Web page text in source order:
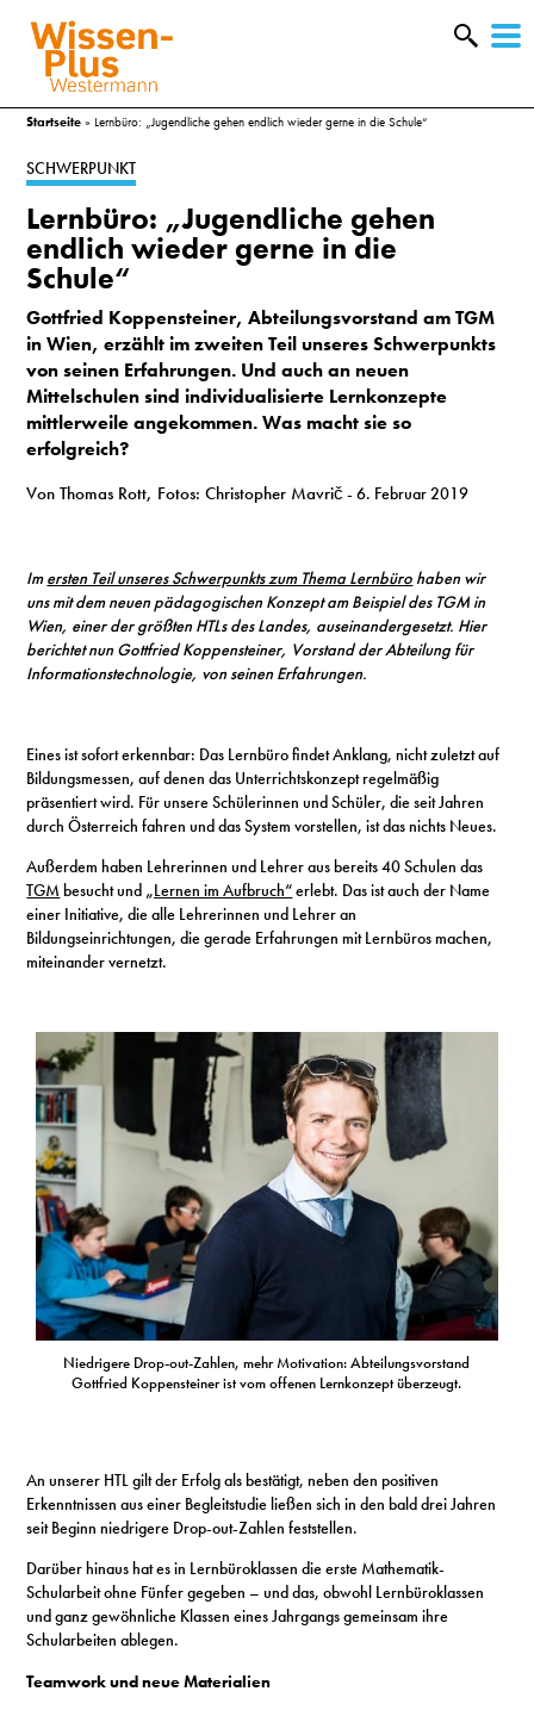
Startseite » Lernbüro: „Jugendliche gehen endlich wieder gerne in die Schule“
SCHWERPUNKT
Lernbüro: „Jugendliche gehen
endlich wieder gerne in die
Schule“
Gottfried Koppensteiner, Abteilungsvorstand am TGM
in Wien, erzählt im zweiten Teil unseres Schwerpunkts
von seinen Erfahrungen. Und auch an neuen
Mittelschulen sind individualisierte Lernkonzepte
mittlerweile angekommen. Was macht sie so
erfolgreich?
Von Thomas Rott, Fotos: Christopher Mavrič - 6. Februar 2019
Imersten Teil unseres Schwerpunkts zum Thema Lernbüro haben wir
uns mit dem neuen pädagogischen Konzept am Beispiel des TGM in
Wien, einer der größten HTLs des Landes, auseinandergesetzt. Hier
berichtet nun Gottfried Koppensteiner, Vorstand der Abteilung für
Informationstechnologie, von seinen Erfahrungen.
Eines ist sofort erkennbar: Das Lernbüro findet Anklang, nicht zuletzt auf
Bildungsmessen, auf denen das Unterrichtskonzept regelmäßig
präsentiert wird. Für unsere Schülerinnen und Schüler, die seit Jahren
durch Österreich fahren und das System vorstellen, ist das nichts Neues.
Außerdem haben Lehrerinnen und Lehrer aus bereits 40 Schulen das
TGM besucht und „Lernen im Aufbruch“erlebt. Das ist auch der Name
einer Initiative, die alle Lehrerinnen und Lehrer an
Bildungseinrichtungen, die gerade Erfahrungen mit Lernbüros machen,
miteinander vernetzt.
Niedrigere Drop-out-Zahlen, mehr Motivation: Abteilungsvorstand
Gottfried Koppensteiner ist vom offenen Lernkonzept überzeugt.
An unserer HTL gilt der Erfolg als bestätigt, neben den positiven
Erkenntnissen aus einer Begleitstudie ließen sich in den bald drei Jahren
seit Beginn niedrigere Drop-out-Zahlen feststellen.
Darüber hinaus hat es in Lernbüroklassen die erste Mathematik-
Schularbeit ohne Fünfer gegeben – und das, obwohl Lernbüroklassen
und ganz gewöhnliche Klassen eines Jahrgangs gemeinsam ihre
Schularbeiten ablegen.
Teamwork und neue Materialien